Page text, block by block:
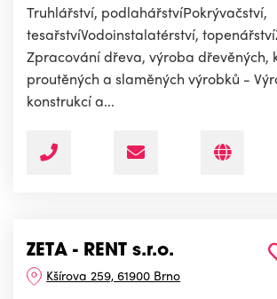
Truhlářství, podlahářstvíPokrývačství,
tesařstvíVodoinstalatérství,
Zpracování dřeva, výroba dřevěných,
proutěných a slaměných výrobků -
konstrukcí a...
ZETA - RENT s.r.o.
Kšírova 259, 61900 Brno